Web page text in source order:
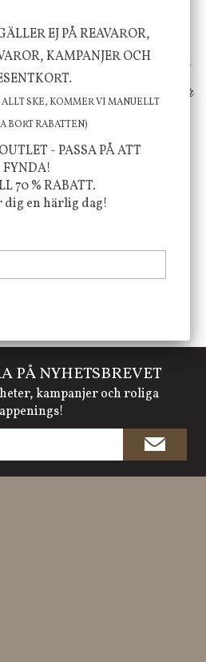
och dess färgpalett
utvalda produkter som
och ger det lilla extra för
välmående!
@JBHOME
PÅ NYHETSBREVET
kampanjer och roliga
EJ PÅ REAVAROR,
KAMPANJER OCH
ALLT SKE, KOMMER VI MANUELLT
BORT RABATTEN)
- PASSA PÅ ATT
FYNDA!
70 % RABATT.
dig en härlig dag!